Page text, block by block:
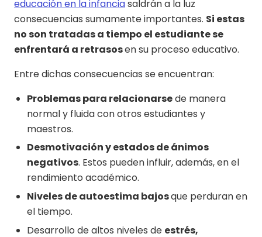
educación en la infanciasaldrán a la luz
consecuencias sumamente importantes. Si estas
no son tratadas a tiempo el estudiante se
enfrentará a retrasosen su proceso educativo.
Entre dichas consecuencias se encuentran:
Problemas para relacionarsede manera
normal y fluida con otros estudiantes y
maestros.
Desmotivación y estados de ánimos
negativos. Estos pueden influir, además, en el
rendimiento académico.
Niveles de autoestima bajosque perduran en
el tiempo.
Desarrollo de altos niveles de estrés,